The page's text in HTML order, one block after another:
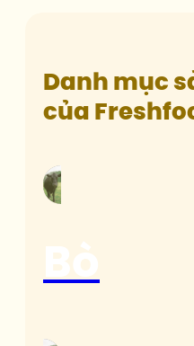
Danh mục
của
Bò